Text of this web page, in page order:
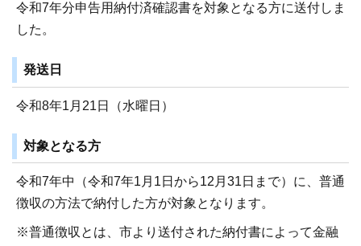
令和7年分申告用納付済確認書を対象となる方に送付しま
した。
発送日
令和8年1月21日（水曜日）
対象となる方
令和7年中（令和7年1月1日から12月31日まで）に、普通
徴収の方法で納付した方が対象となります。
※普通徴収とは、市より送付された納付書によって金融